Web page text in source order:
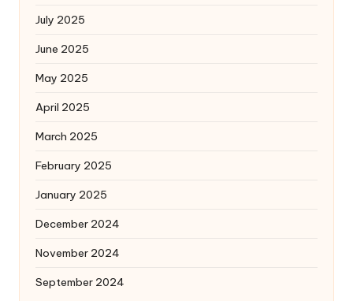
July 2025
June 2025
May 2025
April 2025
March 2025
February 2025
January 2025
December 2024
November 2024
September 2024